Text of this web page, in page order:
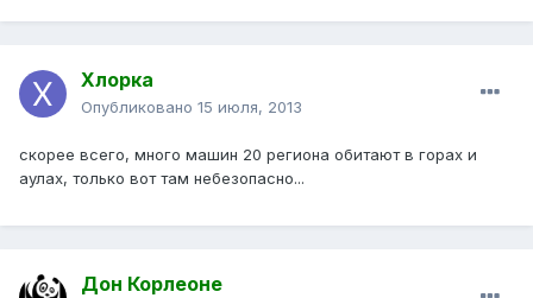
Хлорка
Опубликовано 15 июля, 2013
скорее всего, много машин 20 региона обитают в горах и
аулах, только вот там небезопасно...
Дон Корлеоне